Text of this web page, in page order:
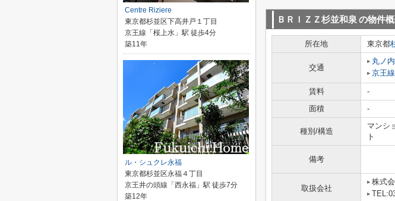
ＢＲＩＺＺ杉並和泉 の物件
所在地 東京都
交通
丸ノ
京王線
賃料 -
面積
-
種別/構造
マンシ
ト
備考
取扱会社
株式
Centre Riziere
東京都杉並区下高井戸１丁目
京王線「桜上水」駅 徒歩4分
築11年
ル・シュクレ永福
東京都杉並区永福４丁目
京王井の頭線「西永福」駅 徒歩7分
築12年